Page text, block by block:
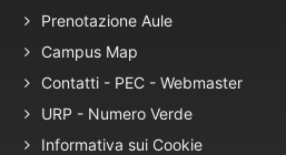
Prenotazione Aule
Campus Map
Contatti - PEC - Webmaster
URP - Numero Verde
Informativa sui Cookie